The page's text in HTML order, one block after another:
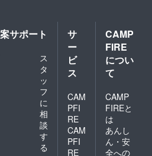
サポート
ス
タ
ッ
フ
に
相
談
す
る
サ
ー
ビ
ス
CAM
PFI
RE
CAM
PFI
RE
CAMP
FIRE
につい
て
CAMP
FIREと
は
あんし
ん・安
全への